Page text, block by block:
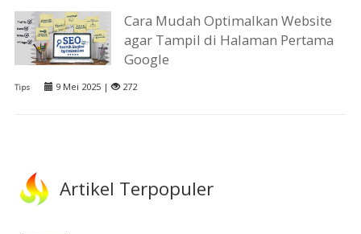
Cara Mudah Optimalkan Website
agar Tampil di Halaman Pertama
Google
Tips 9 Mei 2025 | 272
Artikel Terpopuler